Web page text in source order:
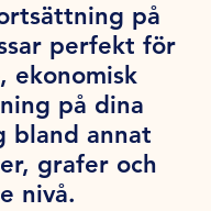
på
perfekt för
ekonomisk
på dina
bland annat
grafer och
nivå.